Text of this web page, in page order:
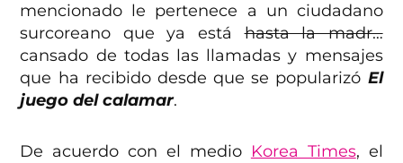
mencionado le pertenece a un ciudadano
surcoreano que ya estáhasta la madr…
cansado de todas las llamadas y mensajes
que ha recibido desde que se popularizó El
juego del calamar.
De acuerdo con el medio Korea Times, el